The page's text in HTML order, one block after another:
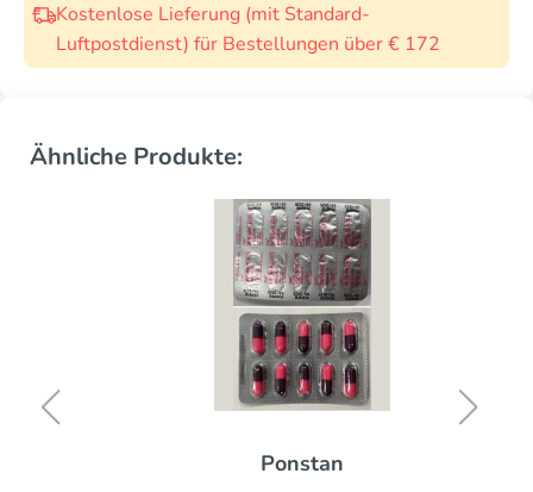
Kostenlose Lieferung (mit Standard-
Luftpostdienst) für Bestellungen über € 172
Ähnliche Produkte:
Ponstan